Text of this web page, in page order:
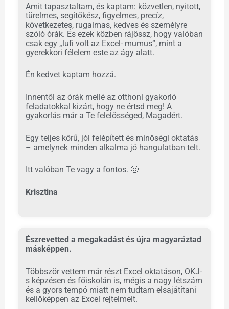
Amit tapasztaltam, és kaptam: közvetlen, nyitott,
türelmes, segítőkész, figyelmes, precíz,
következetes, rugalmas, kedves és személyre
szóló órák. És ezek közben rájössz, hogy valóban
csak egy „lufi volt az Excel- mumus”, mint a
gyerekkori félelem este az ágy alatt.
Én kedvet kaptam hozzá.
Innentől az órák mellé az otthoni gyakorló
feladatokkal kizárt, hogy ne értsd meg! A
gyakorlás már a Te felelősséged, Magadért.
Egy teljes körű, jól felépített és minőségi oktatás
– amelynek minden alkalma jó hangulatban telt.
Itt valóban Te vagy a fontos. 🙂
Krisztina
Észrevetted a megakadást és újra magyaráztad
másképpen.
Többször vettem már részt Excel oktatáson, OKJ-
s képzésen és főiskolán is, mégis a nagy létszám
és a gyors tempó miatt nem tudtam elsajátítani
kellőképpen az Excel rejtelmeit.